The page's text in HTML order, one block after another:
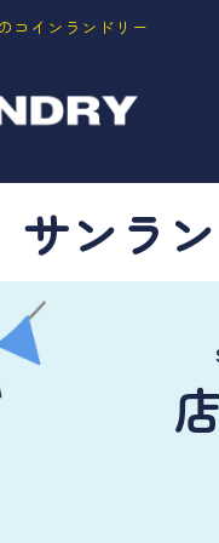
コインランドリー
サンラ